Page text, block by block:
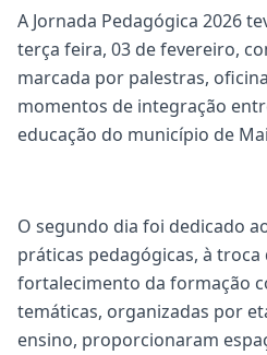
A Jornada Pedagógica 2026
terça feira, 03 de fevereiro,
marcada por palestras,
momentos de integração
educação do município de
O segundo dia foi dedicado
práticas pedagógicas, à troca
fortalecimento da formação
temáticas, organizadas por
ensino, proporcionaram